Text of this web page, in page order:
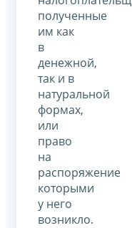
полученные
им как
в
денежной,
так и в
натуральной
формах,
или
право
на
распоряжение
которыми
у него
возникло.